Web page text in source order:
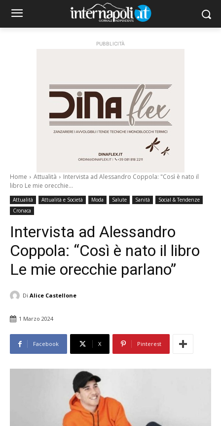
PUBBLICITÀ
Home Attualità
Intervista ad Alessandro Coppola: "Così è nato il
libro Le mie orecchie...
Attualità Attualità e Società Moda Salute Sanità
Social & Tendenze
Cronaca
Intervista ad Alessandro
Coppola: “Così è nato il libro
Le mie orecchie parlano”
Di Alice Castellone
1 Marzo 2024
Facebook X Pinterest